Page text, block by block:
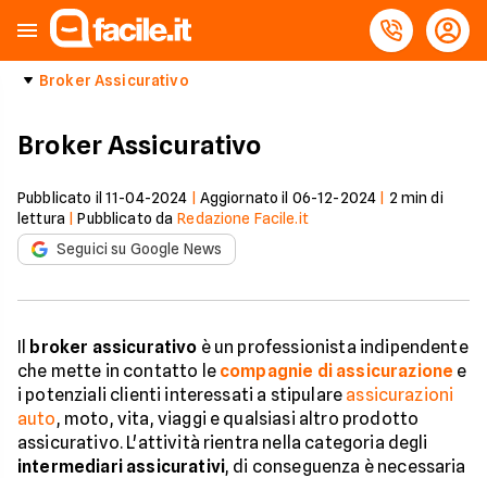
Broker Assicurativo
Broker Assicurativo
Pubblicato il 11-04-2024 Aggiornato il 06-12-2024 2 min di
lettura |Pubblicato da Redazione Facile.it
Seguici su Google News
Il broker assicurativo è un professionista indipendente
che mette in contatto le compagnie di assicurazione e
i potenziali clienti interessati a stipulare assicurazioni
auto, moto, vita, viaggi e qualsiasi altro prodotto
assicurativo. L'attività rientra nella categoria degli
intermediari assicurativi, di conseguenza è necessaria